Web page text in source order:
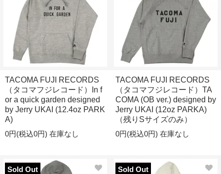
TACOMA FUJI RECORDS
（タコマフジレコード）In f
or a quick garden designed
by Jerry UKAI (12.4oz PARK
A)
0円(税込0円) 在庫なし
TACOMA FUJI RECORDS
（タコマフジレコード）TA
COMA (OB ver.) designed by
Jerry UKAI (12oz PARKA)
（残りSサイズのみ）
0円(税込0円) 在庫なし
Sold Out Sold Out